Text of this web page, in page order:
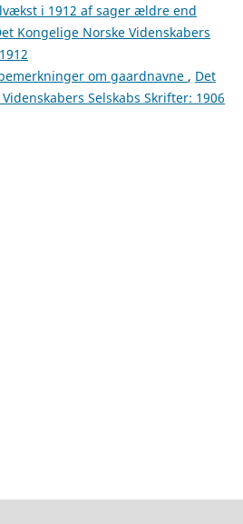
i 1912 af sager ældre end
Kongelige Norske Videnskabers
om gaardnavne , Det
Selskabs Skrifter: 1906